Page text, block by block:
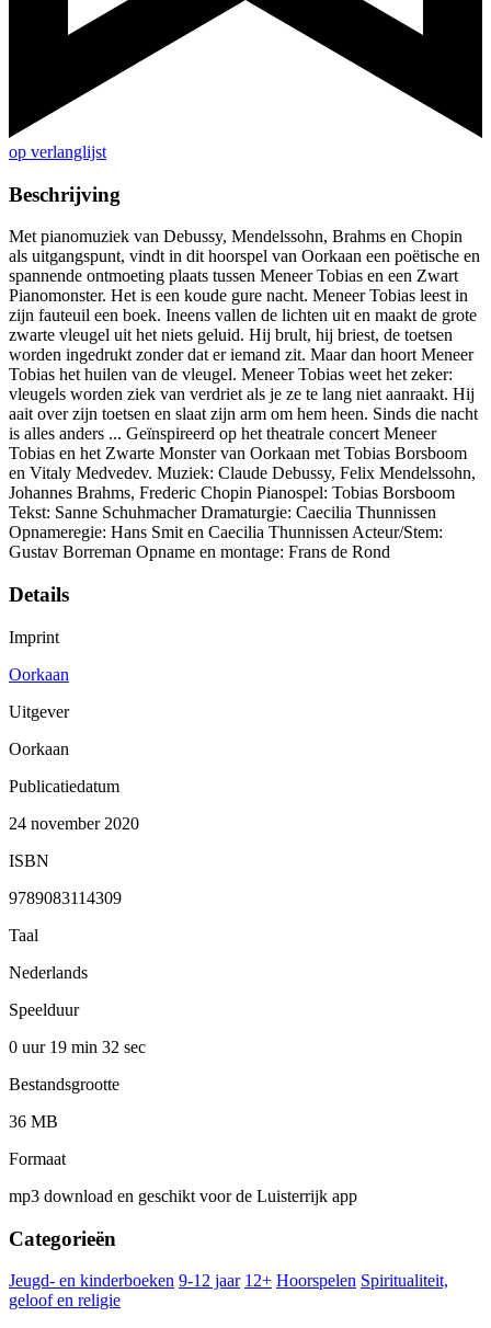
op verlanglijst
Beschrijving
Met pianomuziek van Debussy, Mendelssohn, Brahms en Chopin
als uitgangspunt, vindt in dit hoorspel van Oorkaan een poëtische en
spannende ontmoeting plaats tussen Meneer Tobias en een Zwart
Pianomonster. Het is een koude gure nacht. Meneer Tobias leest in
zijn fauteuil een boek. Ineens vallen de lichten uit en maakt de grote
zwarte vleugel uit het niets geluid. Hij brult, hij briest, de toetsen
worden ingedrukt zonder dat er iemand zit. Maar dan hoort Meneer
Tobias het huilen van de vleugel. Meneer Tobias weet het zeker:
vleugels worden ziek van verdriet als je ze te lang niet aanraakt. Hij
aait over zijn toetsen en slaat zijn arm om hem heen. Sinds die nacht
is alles anders ... Geïnspireerd op het theatrale concert Meneer
Tobias en het Zwarte Monster van Oorkaan met Tobias Borsboom
en Vitaly Medvedev. Muziek: Claude Debussy, Felix Mendelssohn,
Johannes Brahms, Frederic Chopin Pianospel: Tobias Borsboom
Tekst: Sanne Schuhmacher Dramaturgie: Caecilia Thunnissen
Opnameregie: Hans Smit en Caecilia Thunnissen Acteur/Stem:
Gustav Borreman Opname en montage: Frans de Rond
Details
Imprint
Oorkaan
Uitgever
Oorkaan
Publicatiedatum
24 november 2020
ISBN
9789083114309
Taal
Nederlands
Speelduur
0 uur 19 min 32 sec
Bestandsgrootte
36 MB
Formaat
mp3 download en geschikt voor de Luisterrijk app
Categorieën
Jeugd- en kinderboeken 9-12 jaar 12+ Hoorspelen Spiritualiteit,
geloof en religie